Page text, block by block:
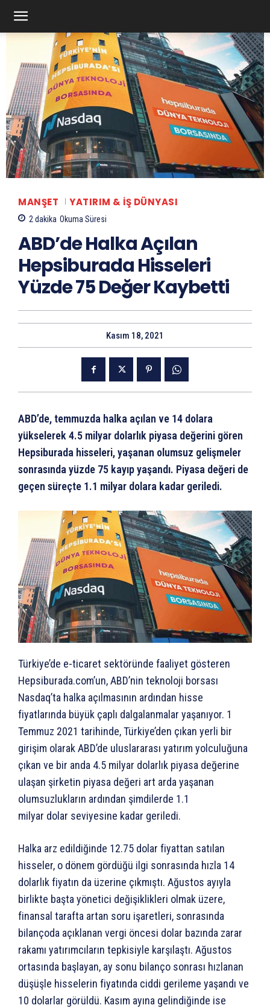
MANŞET YATIRIM & İŞ DÜNYASI
2dakika Okuma Süresi
ABD’de Halka Açılan
Hepsiburada Hisseleri
Yüzde 75 Değer Kaybetti
Kasım 18, 2021
ABD’de, temmuzda halka açılan ve 14 dolara
yükselerek 4.5 milyar dolarlık piyasa değerini gören
Hepsiburada hisseleri, yaşanan olumsuz gelişmeler
sonrasında yüzde 75 kayıp yaşandı. Piyasa değeri de
geçen süreçte 1.1 milyar dolara kadar geriledi.
Türkiye’de e-ticaret sektöründe faaliyet gösteren
Hepsiburada.com’un, ABD’nin teknoloji borsası
Nasdaq’ta halka açılmasının ardından hisse
fiyatlarında büyük çaplı dalgalanmalar yaşanıyor. 1
Temmuz 2021 tarihinde, Türkiye’den çıkan yerli bir
girişim olarak ABD’de uluslararası yatırım yolculuğuna
çıkan ve bir anda 4.5 milyar dolarlık piyasa değerine
ulaşan şirketin piyasa değeri art arda yaşanan
olumsuzlukların ardından şimdilerde 1.1
milyar dolar seviyesine kadar geriledi.
Halka arz edildiğinde 12.75 dolar fiyattan satılan
hisseler, o dönem gördüğü ilgi sonrasında hızla 14
dolarlık fiyatın da üzerine çıkmıştı. Ağustos ayıyla
birlikte başta yönetici değişiklikleri olmak üzere,
finansal tarafta artan soru işaretleri, sonrasında
bilançoda açıklanan vergi öncesi dolar bazında zarar
rakamı yatırımcıların tepkisiyle karşılaştı. Ağustos
ortasında başlayan, ay sonu bilanço sonrası hızlanan
düşüşle hisselerin fiyatında ciddi gerileme yaşandı ve
10 dolarlar görüldü. Kasım ayına gelindiğinde ise